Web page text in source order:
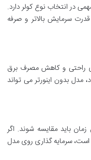
در انتخاب نوع کولر دارد.
سرمایش بالاتر و صرفه
راحتی و کاهش مصرف برق
مدل بدون اینورتر می تواند
باید مقایسه شوند. اگر
سرمایه گذاری روی مدل